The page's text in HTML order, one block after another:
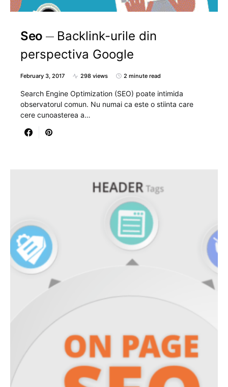
Seo
Backlink-urile din
perspectiva Google
February 3, 2017 298 views 2 minute read
Search Engine Optimization (SEO) poate intimida
observatorul comun. Nu numai ca este o stiinta care
cere cunoasterea a…